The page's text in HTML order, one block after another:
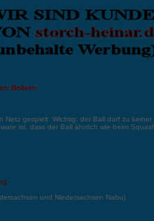
Boßeln:
Netz gespielt. Wichtig: der Ball darf zu
ist, dass der Ball ähnlich wie beim
und Niedersachsen Nabu)